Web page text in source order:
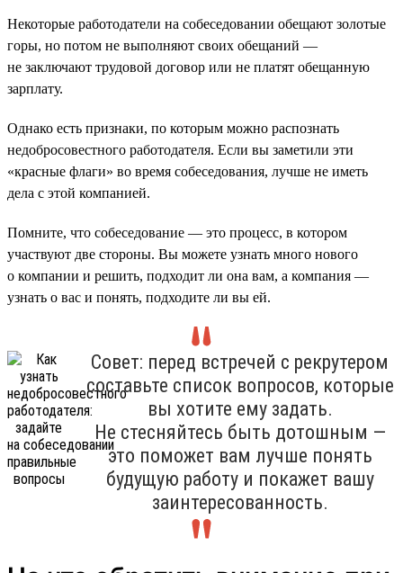
Некоторые работодатели на собеседовании обещают золотые
горы, но потом не выполняют своих обещаний —
не заключают трудовой договор или не платят обещанную
зарплату.
Однако есть признаки, по которым можно распознать
недобросовестного работодателя. Если вы заметили эти
«красные флаги» во время собеседования, лучше не иметь
дела с этой компанией.
Помните, что собеседование — это процесс, в котором
участвуют две стороны. Вы можете узнать много нового
о компании и решить, подходит ли она вам, а компания —
узнать о вас и понять, подходите ли вы ей.
Совет: перед встречей с рекрутером
составьте список вопросов, которые
вы хотите ему задать.
Не стесняйтесь быть дотошным —
это поможет вам лучше понять
будущую работу и покажет вашу
заинтересованность.